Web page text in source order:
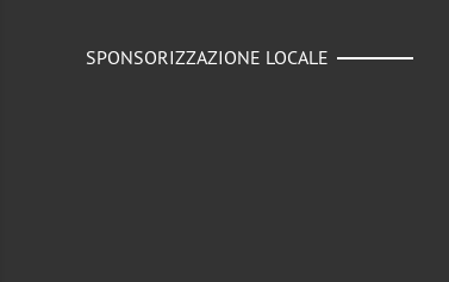
SPONSORIZZAZIONE LOCALE